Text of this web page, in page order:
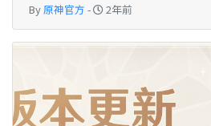
By原神官方 - 2年前